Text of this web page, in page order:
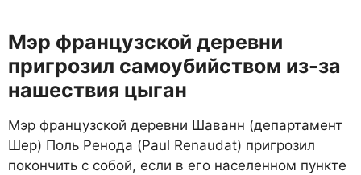
Мэр французской деревни
пригрозил самоубийством из-за
нашествия цыган
Мэр французской деревни Шаванн (департамент
Шер) Поль Ренода (Paul Renaudat) пригрозил
покончить с собой, если в его населенном пункте